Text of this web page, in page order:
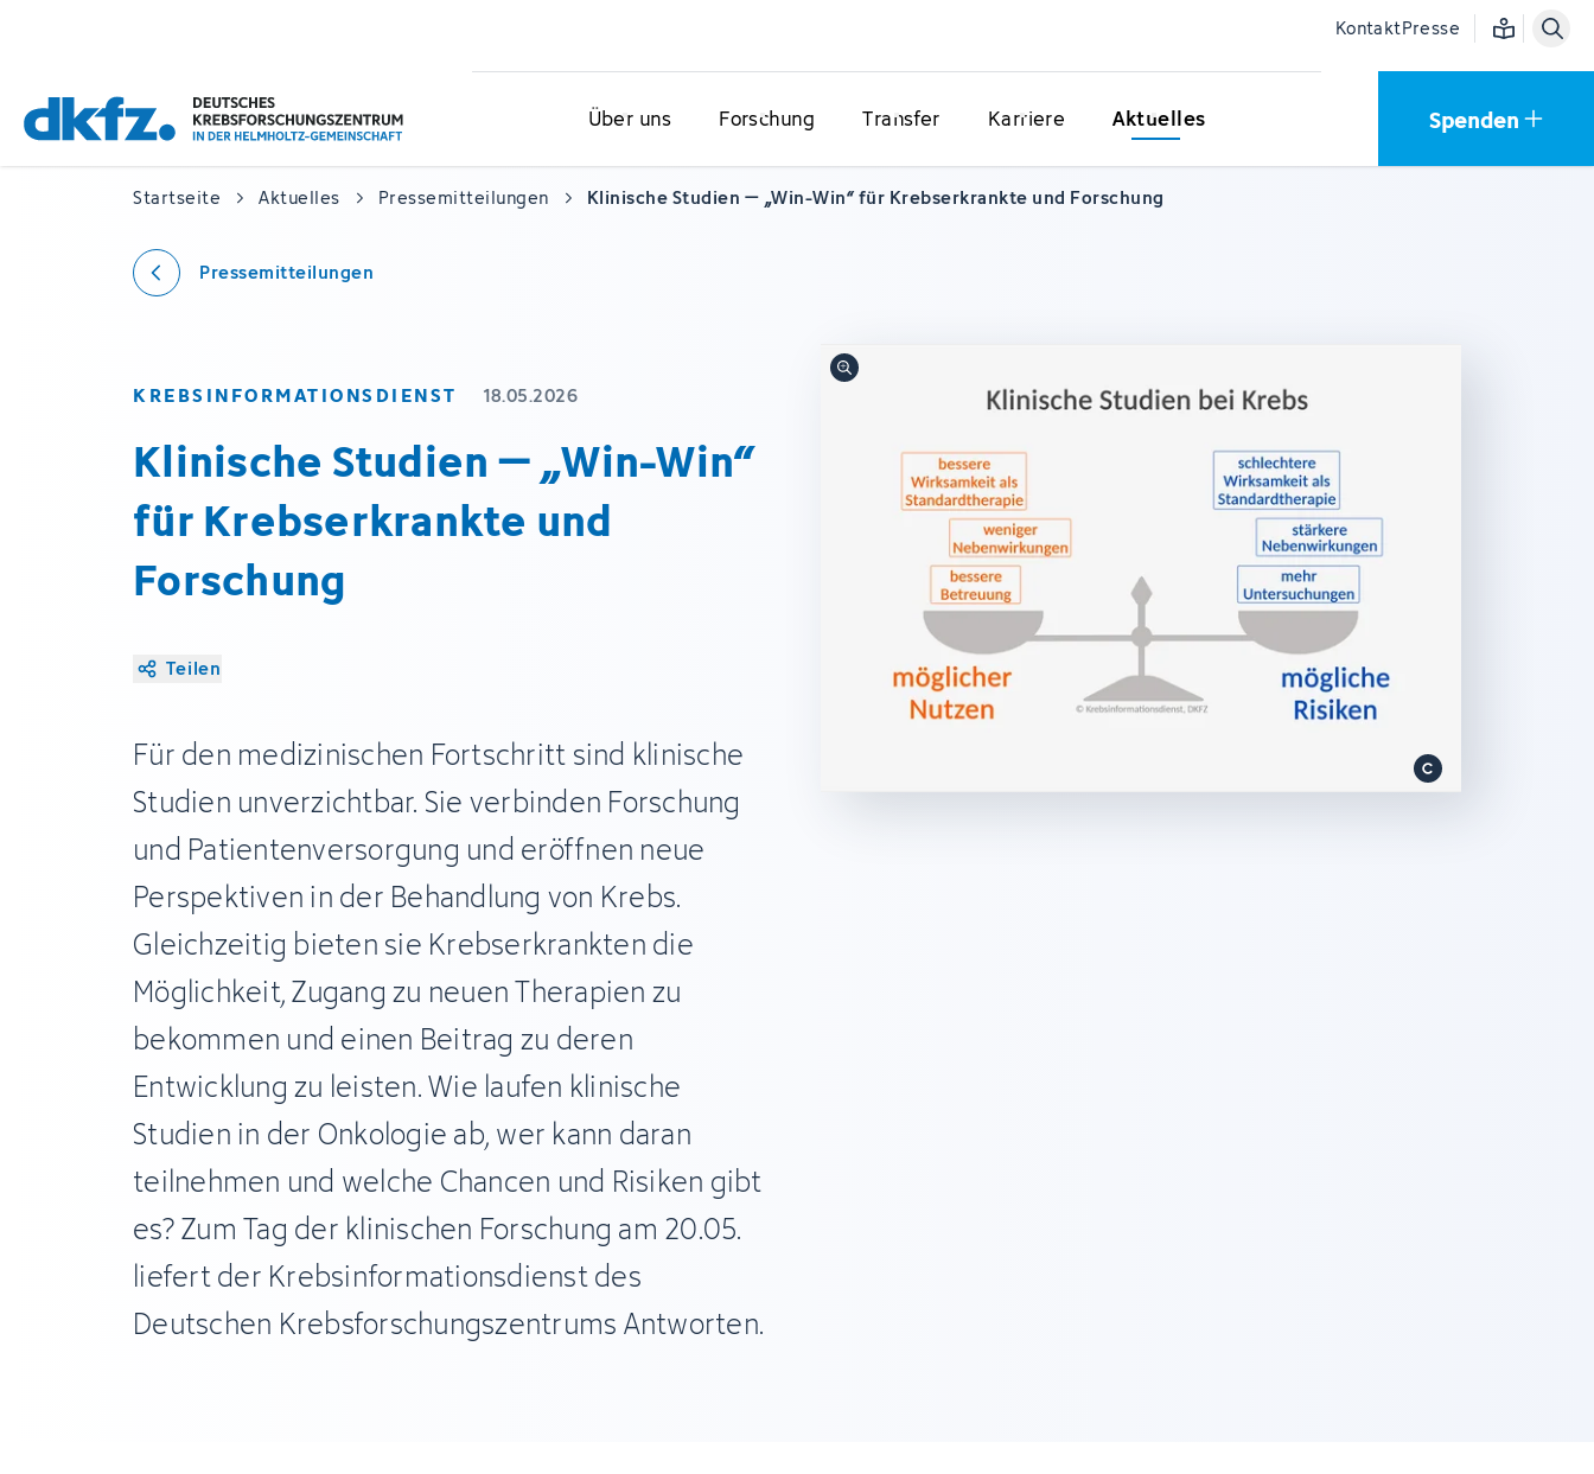
KontaktPresse Einfache
Über uns Forschung Transfer Karriere Aktuelles Spenden
Startseite Aktuelles Pressemitteilungen Klinische Studien – „Win-Win“ für Krebserkrankte und Forschung
Pressemitteilungen
KREBSINFORMATIONSDIENST 18.05.2026
Klinische Studien – „Win-Win“
für Krebserkrankte und
Forschung
Teilen
Für den medizinischen Fortschritt sind klinische
Studien unverzichtbar. Sie verbinden Forschung
und Patientenversorgung und eröffnen neue
Perspektiven in der Behandlung von Krebs.
Gleichzeitig bieten sie Krebserkrankten die
Möglichkeit, Zugang zu neuen Therapien zu
bekommen und einen Beitrag zu deren
Entwicklung zu leisten. Wie laufen klinische
Studien in der Onkologie ab, wer kann daran
teilnehmen und welche Chancen und Risiken gibt
es? Zum Tag der klinischen Forschung am 20.05.
liefert der Krebsinformationsdienst des
Deutschen Krebsforschungszentrums Antworten.